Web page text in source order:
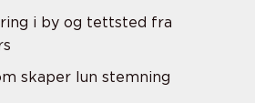
i by og tettsted fra
skaper lun stemning